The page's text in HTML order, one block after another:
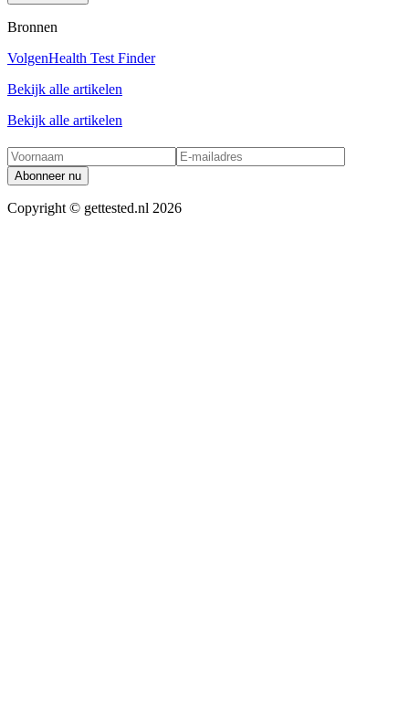
Bronnen
VolgenHealth Test Finder
Bekijk alle artikelen
Bekijk alle artikelen
Abonneer nu
Copyright © gettested.nl 2026